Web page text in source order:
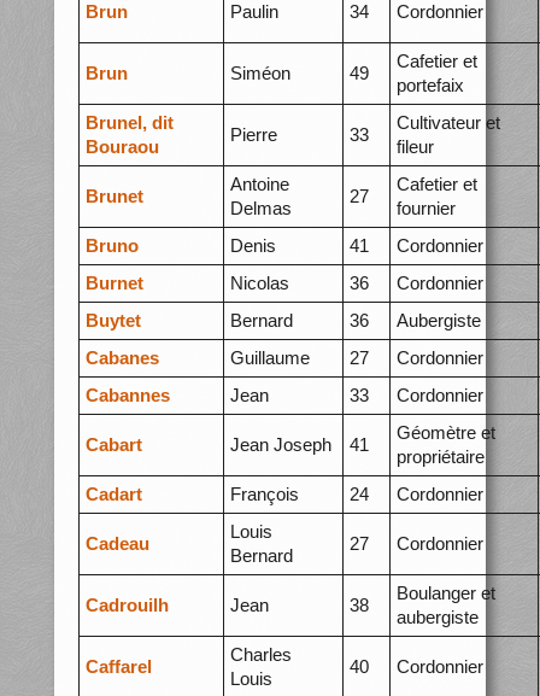
Brun Paulin 34 Cordonnier
Brun Siméon 49
Cafetier et
portefaix
Brunel, dit
Bouraou
Pierre 33
Cultivateur et
fileur
Brunet
Antoine
Delmas
27
Cafetier et
fournier
Bruno
Denis 41
Cordonnier
Burnet
Nicolas 36
Cordonnier
Buytet
Bernard 36
Aubergiste
Cabanes
Guillaume 27
Cordonnier
Cabannes
Jean 33 Cordonnier
Cabart Jean Joseph 41
Géomètre et
propriétaire
Cadart
François 24 Cordonnier
Cadeau
Louis
Bernard
27 Cordonnier
Cadrouilh Jean 38
Boulanger et
aubergiste
Caffarel
Charles
Louis
40 Cordonnier